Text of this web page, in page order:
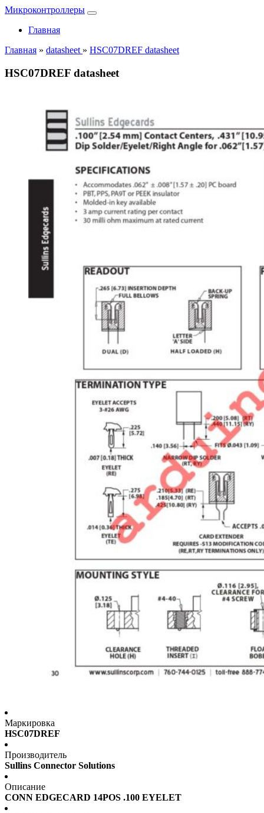
Микроконтроллеры
Главная
Главная » datasheet » HSC07DREF datasheet
HSC07DREF datasheet
Маркировка
HSC07DREF
Производитель
Sullins Connector Solutions
Описание
CONN EDGECARD 14POS .100 EYELET